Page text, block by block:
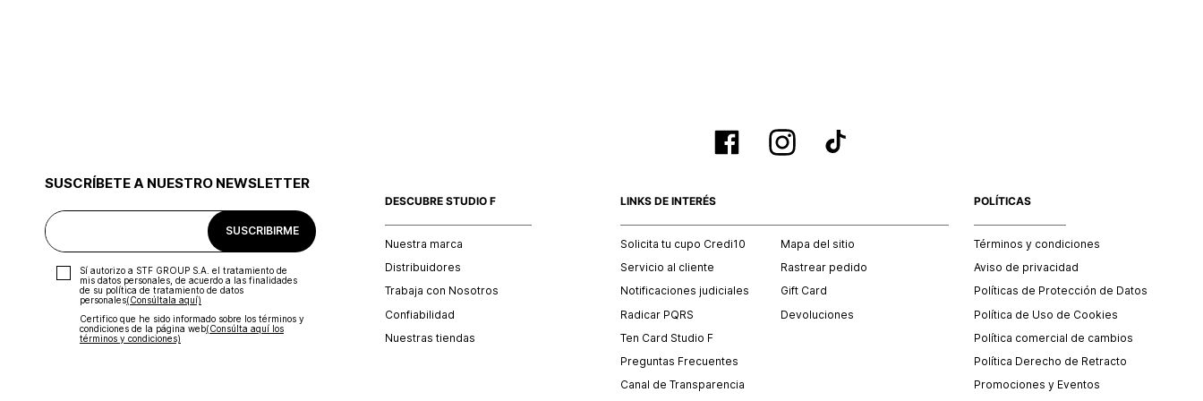
SUSCRÍBETE A NUESTRO NEWSLETTER
SUSCRIBIRME
Sí autorizo a STF GROUP S.A. el tratamiento de
mis datos personales, de acuerdo a las finalidades
de su política de tratamiento de datos
personales‎(Consúltala aquí)
Certifico que he sido informado sobre los términos y
condiciones de la página web‎(Consúlta aquí los
términos y condiciones)
DESCUBRE STUDIO F
Nuestra marca
Distribuidores
Trabaja con Nosotros
Confiabilidad
Nuestras tiendas
LINKS DE INTERÉS
Solicita tu cupo Credi10
Servicio al cliente
Notificaciones judiciales
Radicar PQRS
Ten Card Studio F
Preguntas Frecuentes
Canal de Transparencia
Mapa del sitio
Rastrear pedido
Gift Card
Devoluciones
POLÍTICAS
Términos y condiciones
Aviso de privacidad
Políticas de Protección de Datos
Política de Uso de Cookies
Política comercial de cambios
Política Derecho de Retracto
Promociones y Eventos